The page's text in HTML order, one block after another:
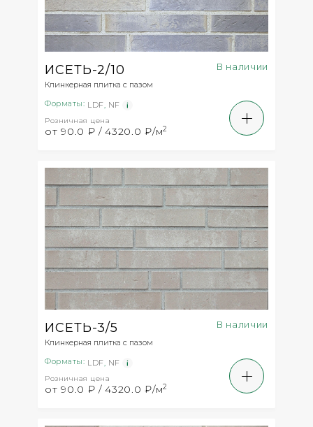
ИСЕТЬ-2/10
Клинкерная плитка с пазом
В наличии
Форматы: LDF, NF
Розничная цена
от 90.0 ₽ / 4320.0 ₽/м2
ИСЕТЬ-3/5
Клинкерная плитка с пазом
В наличии
Форматы: LDF, NF
Розничная цена
от 90.0 ₽ / 4320.0 ₽/м2